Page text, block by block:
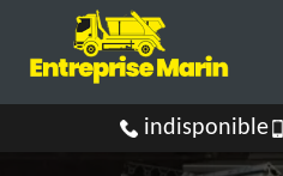
indisponible